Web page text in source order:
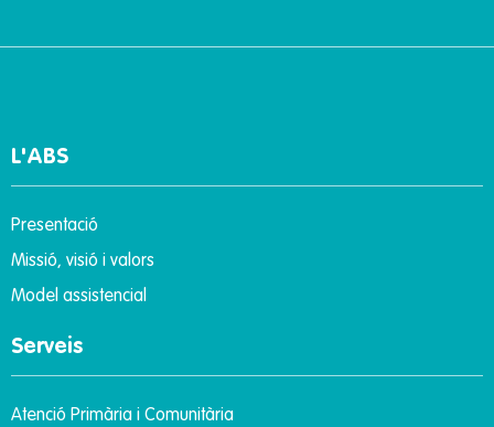
L'ABS
Presentació
Missió, visió i valors
Model assistencial
Serveis
Atenció Primària i Comunitària